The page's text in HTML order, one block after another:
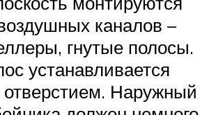
каналов –
гнутые полосы.
устанавливается
отверстием. Наружный